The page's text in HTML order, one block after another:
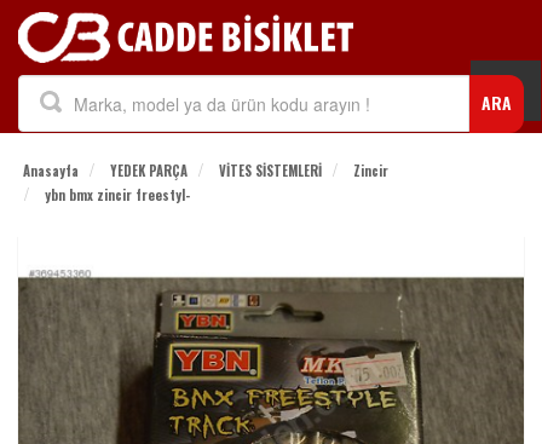
ARA
Anasayfa YEDEK PARÇA VİTES SİSTEMLERİ
Zincir
ybn bmx zincir freestyl-